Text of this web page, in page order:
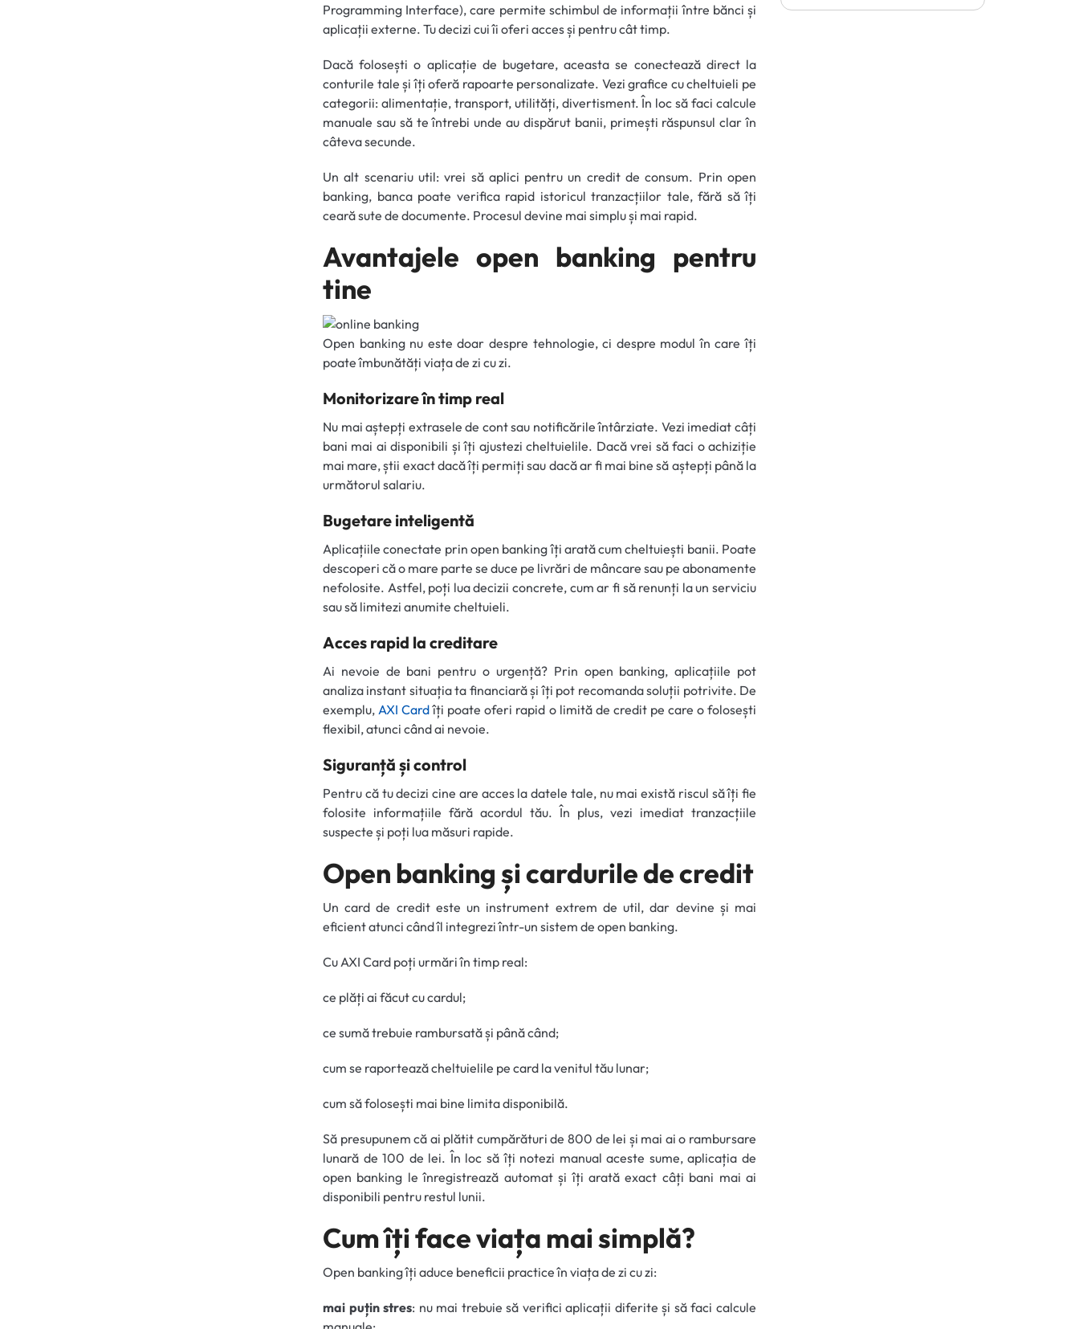
Programming Interface), care permite schimbul de informații între bănci și
aplicații externe. Tu decizi cui îi oferi acces și pentru cât timp.
Dacă folosești o aplicație de bugetare, aceasta se conectează direct la
conturile tale și îți oferă rapoarte personalizate. Vezi grafice cu cheltuieli pe
categorii: alimentație, transport, utilități, divertisment. În loc să faci calcule
manuale sau să te întrebi unde au dispărut banii, primești răspunsul clar în
câteva secunde.
Un alt scenariu util: vrei să aplici pentru un credit de consum. Prin open
banking, banca poate verifica rapid istoricul tranzacțiilor tale, fără să îți
ceară sute de documente. Procesul devine mai simplu și mai rapid.
Avantajele open banking pentru
tine
Open banking nu este doar despre tehnologie, ci despre modul în care îți
poate îmbunătăți viața de zi cu zi.
Monitorizare în timp real
Nu mai aștepți extrasele de cont sau notificările întârziate. Vezi imediat câți
bani mai ai disponibili și îți ajustezi cheltuielile. Dacă vrei să faci o achiziție
mai mare, știi exact dacă îți permiți sau dacă ar fi mai bine să aștepți până la
următorul salariu.
Bugetare inteligentă
Aplicațiile conectate prin open banking îți arată cum cheltuiești banii. Poate
descoperi că o mare parte se duce pe livrări de mâncare sau pe abonamente
nefolosite. Astfel, poți lua decizii concrete, cum ar fi să renunți la un serviciu
sau să limitezi anumite cheltuieli.
Acces rapid la creditare
Ai nevoie de bani pentru o urgență? Prin open banking, aplicațiile pot
analiza instant situația ta financiară și îți pot recomanda soluții potrivite. De
exemplu,AXI Cardîți poate oferi rapid o limită de credit pe care o folosești
flexibil, atunci când ai nevoie.
Siguranță și control
Pentru că tu decizi cine are acces la datele tale, nu mai există riscul să îți fie
folosite informațiile fără acordul tău. În plus, vezi imediat tranzacțiile
suspecte și poți lua măsuri rapide.
Open banking și cardurile de credit
Un card de credit este un instrument extrem de util, dar devine și mai
eficient atunci când îl integrezi într-un sistem de open banking.
Cu AXI Card poți urmări în timp real:
ce plăți ai făcut cu cardul;
ce sumă trebuie rambursată și până când;
cum se raportează cheltuielile pe card la venitul tău lunar;
cum să folosești mai bine limita disponibilă.
Să presupunem că ai plătit cumpărături de 800 de lei și mai ai o rambursare
lunară de 100 de lei. În loc să îți notezi manual aceste sume, aplicația de
open banking le înregistrează automat și îți arată exact câți bani mai ai
disponibili pentru restul lunii.
Cum îți face viața mai simplă?
Open banking îți aduce beneficii practice în viața de zi cu zi:
mai puțin stres: nu mai trebuie să verifici aplicații diferite și să faci calcule